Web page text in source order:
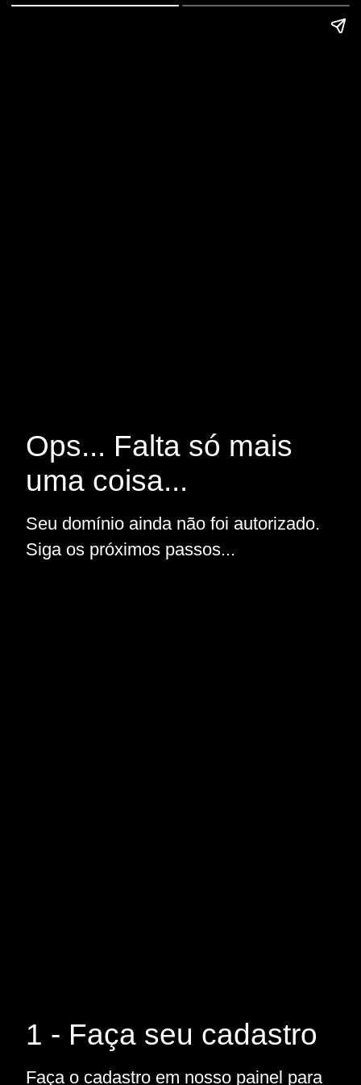
Ops... Falta só mais
uma coisa...
Seu domínio ainda não foi autorizado.
Siga os próximos passos...
1 - Faça seu cadastro
Faça o cadastro em nosso painel para